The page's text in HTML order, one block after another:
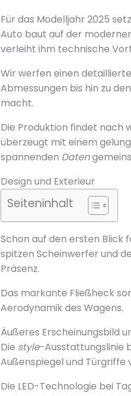
Für das Modelljahr 2025
Auto baut auf der
verleiht ihm technische
Wir werfen einen
Abmessungen bis hin zu
macht.
Die Produktion findet nach
überzeugt mit einem
spannenden Daten
Design und Exterieur
Seiteninhalt
Schon auf den ersten Blick
spitzen Scheinwerfer und
Präsenz.
Das markante Fließheck
Aerodynamik des Wagens.
Äußeres Erscheinungsbild
Die style-Ausstattungslinie
Außenspiegel und Türgriffe
Die LED-Technologie bei